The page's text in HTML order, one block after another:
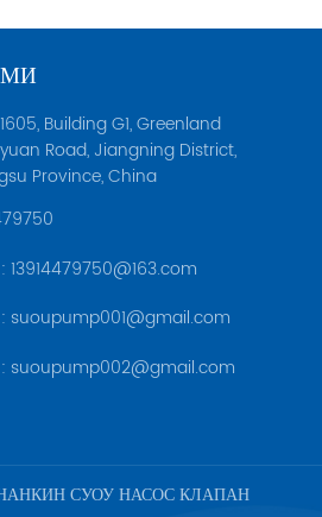
Building G1, Greenland
Road, Jiangning District,
Province, China
: 13914479750@163.com
: suoupump001@gmail.com
: suoupump002@gmail.com
НАНКИН СУОУ НАСОС КЛАПАН